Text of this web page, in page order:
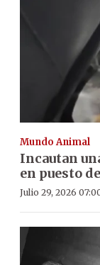
Mundo Animal
Incautan
en puesto
Julio 29, 2026